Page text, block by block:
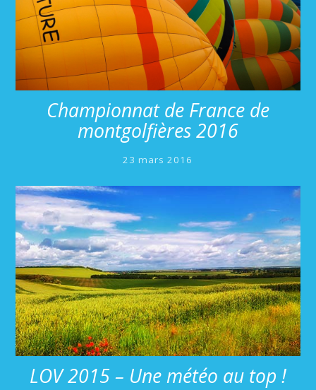
Championnat de France de
montgolfières 2016
23 mars 2016
LOV 2015 – Une météo au top !